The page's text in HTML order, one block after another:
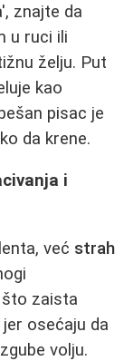
znajte da
u ruci ili
želju. Put
kao
pisac je
da krene.
i
već strah
zaista
osećaju da
volju.